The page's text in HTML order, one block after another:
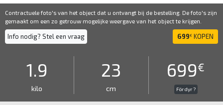
Contractuele foto's van het object dat u ontvangt bij de bestelling. De foto's zijn
gemaakt om een ​​zo getrouw mogelijke weergave van het object te krijgen.
Info nodig? Stel een vraag 699€ KOPEN
1.9
kilo
23
cm
699€
För dyr ?